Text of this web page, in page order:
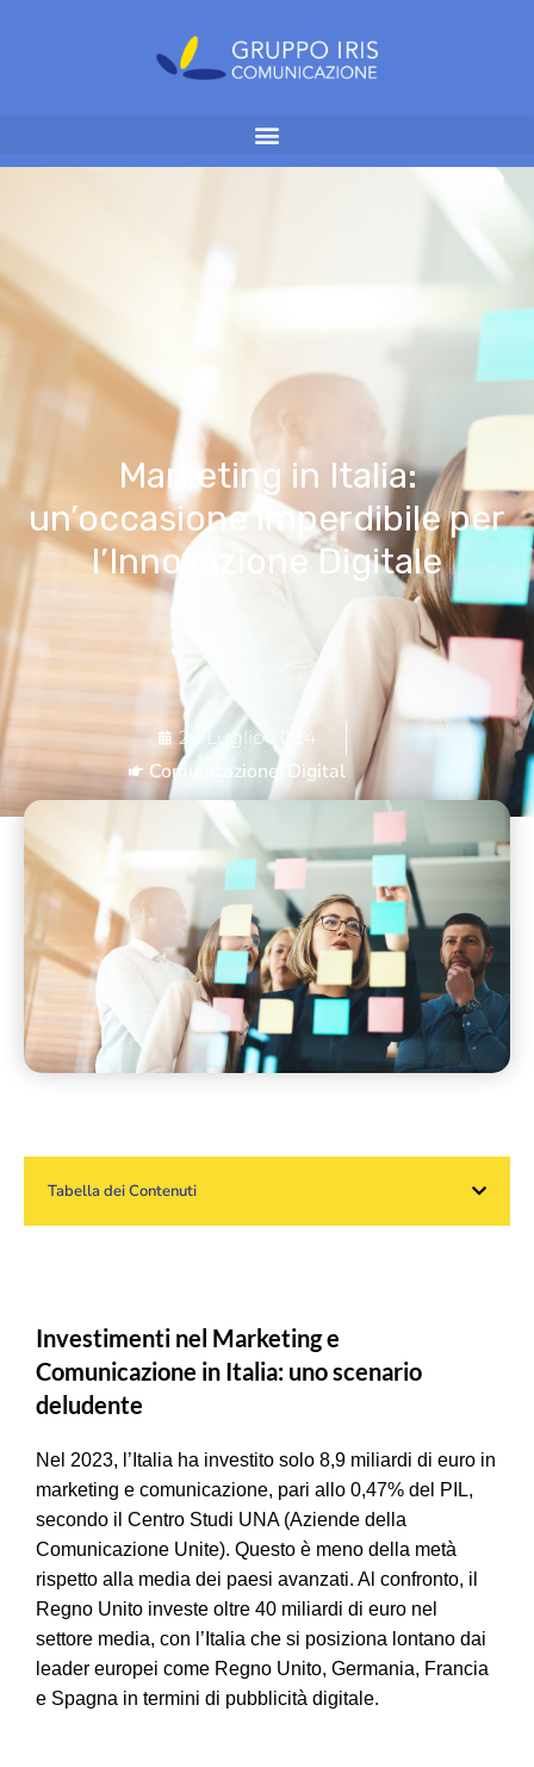
Marketing in Italia:
un’occasione imperdibile per
l’Innovazione Digitale
26 Luglio 2024
Comunicazione Digital
Tabella dei Contenuti
Investimenti nel Marketing e
Comunicazione in Italia: uno scenario
deludente
Nel 2023, l’Italia ha investito solo 8,9 miliardi di euro in
marketing e comunicazione, pari allo 0,47% del PIL,
secondo il Centro Studi UNA (Aziende della
Comunicazione Unite). Questo è meno della metà
rispetto alla media dei paesi avanzati. Al confronto, il
Regno Unito investe oltre 40 miliardi di euro nel
settore media, con l’Italia che si posiziona lontano dai
leader europei come Regno Unito, Germania, Francia
e Spagna in termini di pubblicità digitale.